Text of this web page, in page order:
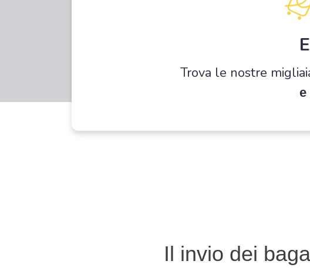
Trova le nostre
Il invio dei